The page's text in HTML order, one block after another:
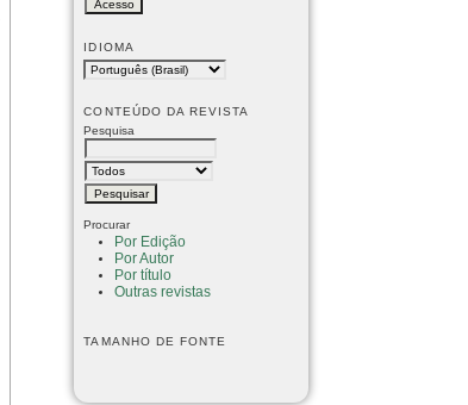
IDIOMA
CONTEÚDO DA REVISTA
Pesquisa
Procurar
Por Edição
Por Autor
Por título
Outras revistas
TAMANHO DE FONTE